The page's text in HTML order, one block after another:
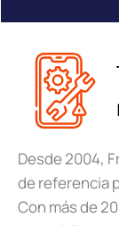
Desde 2004,
de referencia
Con más de